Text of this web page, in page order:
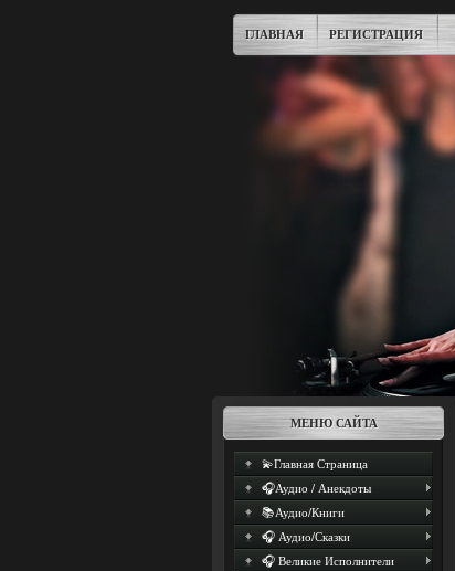
ГЛАВНАЯ РЕГИСТРАЦИЯ
МЕНЮ САЙТА
💫Главная Страница
🎧Аудио / Анекдоты
📚Аудио/Книги
🎧 Аудио/Сказки
🎧 Великие Исполнители